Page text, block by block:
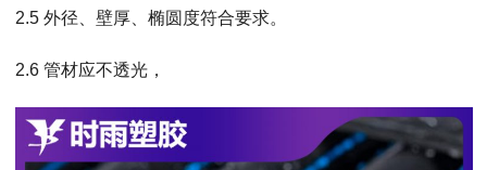
2.5 外径、壁厚、椭圆度符合要求。
2.6 管材应不透光，